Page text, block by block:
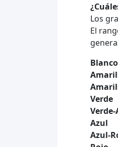
Los
El
Blanco
Verde
Azul
Azul-